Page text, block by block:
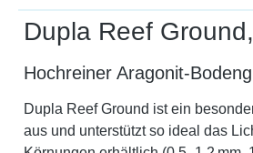
Dupla Reef
Hochreiner Aragonit-
Dupla Reef Ground ist ein
aus und unterstützt so ideal das